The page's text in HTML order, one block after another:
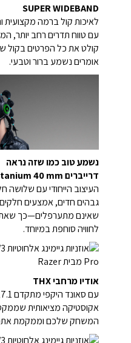
SUPER WIDEBAND
לאיכות קול ברמה מקצועית
עם טווח תדרים רחב יותר,
קולט את כל הפרטים
אומרים נשמע ברור וטבעי.
נשמע טוב כמו שזה נראה
דרייברים Razer™ TriForce Titanium 40 mm
העיצוב הייחודי עם שלושה
גבהים חדים, אמצעים חלקים
שאינם מתערפלים—כך
לחוויה סוחפת במיוחד.
אודיו מרחבי THX
אקוסטיקה מציאותית
המשחק שלכם וממקמת